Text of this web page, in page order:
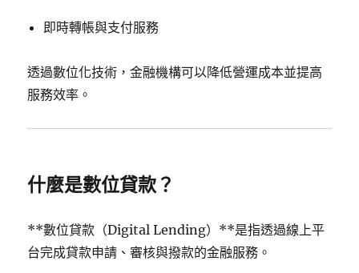
即時轉帳與支付服務
透過數位化技術，金融機構可以降低營運成本並提高
服務效率。
什麼是數位貸款？
**數位貸款（Digital Lending）**是指透過線上平
台完成貸款申請、審核與撥款的金融服務。